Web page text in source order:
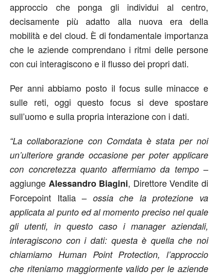
approccio che ponga gli individui al centro,
decisamente più adatto alla nuova era della
mobilità e del cloud. È di fondamentale importanza
che le aziende comprendano i ritmi delle persone
con cui interagiscono e il flusso dei propri dati.
Per anni abbiamo posto il focus sulle minacce e
sulle reti, oggi questo focus si deve spostare
sull’uomo e sulla propria interazione con i dati.
“La collaborazione con Comdata è stata per noi
un’ulteriore grande occasione per poter applicare
con concretezza quanto affermiamo da tempo–
aggiunge Alessandro Biagini, Direttore Vendite di
Forcepoint Italia – ossia che la protezione va
applicata al punto ed al momento preciso nel quale
gli utenti, in questo caso i manager aziendali,
interagiscono con i dati: questa è quella che noi
chiamiamo Human Point Protection, l’approccio
che riteniamo maggiormente valido per le aziende